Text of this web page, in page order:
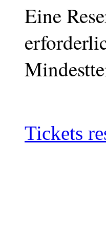
Eine
Tickets